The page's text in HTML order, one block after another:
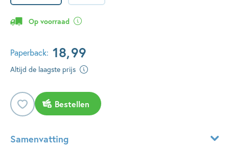
Op voorraad
Paperback: 18,99
Altijd de laagste prijs
Bestellen
Samenvatting